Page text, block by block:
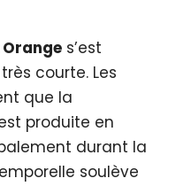
s’est
courte. Les
que la
produite en
durant la
soulève